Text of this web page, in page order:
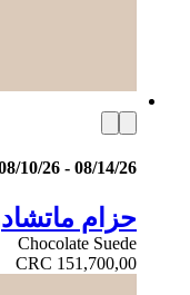
10/26 - 08/14/26
حزام
Chocolate Suede
CRC 151,700,00